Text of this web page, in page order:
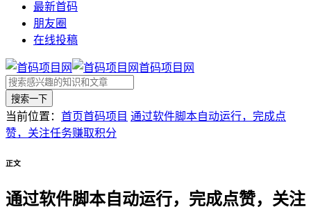
最新首码
朋友圈
在线投稿
首码项目网
搜索一下
当前位置： 首页首码项目 通过软件脚本自动运行，完成点
赞，关注任务赚取积分
正文
通过软件脚本自动运行，完成点赞，关注